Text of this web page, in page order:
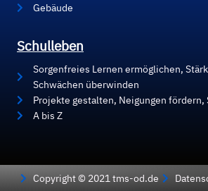
Gebäude
Schulleben
Sorgenfreies Lernen ermöglichen,
Schwächen überwinden
Projekte gestalten, Neigungen fördern,
A bis Z
Copyright © 2021 tms-od.de